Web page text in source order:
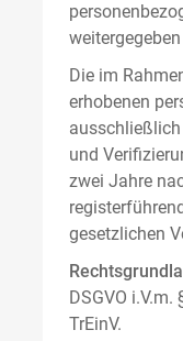
Die im
erhobenen
und
zwei Jahre
gesetzlichen
DSGVO i.V.m.
TrEinV.